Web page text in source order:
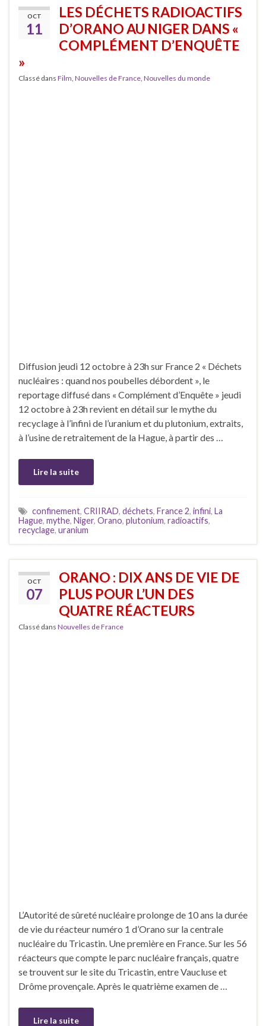
OCT
11
LES DÉCHETS RADIOACTIFS
D’ORANO AU NIGER DANS «
COMPLÉMENT D’ENQUÊTE
»
Classé dans Film, Nouvelles de France, Nouvelles du monde
Diffusion jeudi 12 octobre à 23h sur France 2 « Déchets
nucléaires : quand nos poubelles débordent », le
reportage diffusé dans « Complément d’Enquête » jeudi
12 octobre à 23h revient en détail sur le mythe du
recyclage à l’infini de l’uranium et du plutonium, extraits,
à l’usine de retraitement de la Hague, à partir des …
Lire la suite
confinement, CRIIRAD, déchets, France 2, infini, La
Hague, mythe, Niger, Orano, plutonium, radioactifs,
recyclage, uranium
OCT
07
ORANO : DIX ANS DE VIE DE
PLUS POUR L’UN DES
QUATRE RÉACTEURS
Classé dans Nouvelles de France
L’Autorité de sûreté nucléaire prolonge de 10 ans la durée
de vie du réacteur numéro 1 d’Orano sur la centrale
nucléaire du Tricastin. Une première en France. Sur les 56
réacteurs que compte le parc nucléaire français, quatre
se trouvent sur le site du Tricastin, entre Vaucluse et
Drôme provençale. Après le quatrième examen de …
Lire la suite